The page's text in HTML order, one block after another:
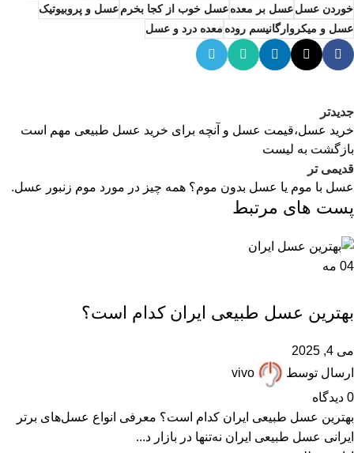
خوردن عسلعسل بر معدهعسل خوب از کجا بخرمعسل و پروبیوتیک
عسل و میکروارگانیسم رودهمعده درد و عسل
جدیدتر
خرید عسل،قیمت عسل و آنچه برای خرید عسل طبیعی مهم است
بازگشت به لیست
قدیمی تر
عسل با موم یا عسل بدون موم؟ همه چیز در مورد موم زنبور عسل.
پست های مرتبط
04 مه
بهترین عسل طبیعی ایران کدام است؟
می 4, 2025
ارسال توسط
vivo
0 دیدگاه
بهترین عسل طبیعی ایران کدام است؟ معرفی انواع عسل‌های برتر
ایرانی عسل طبیعی ایران نه‌تنها در بازار د...